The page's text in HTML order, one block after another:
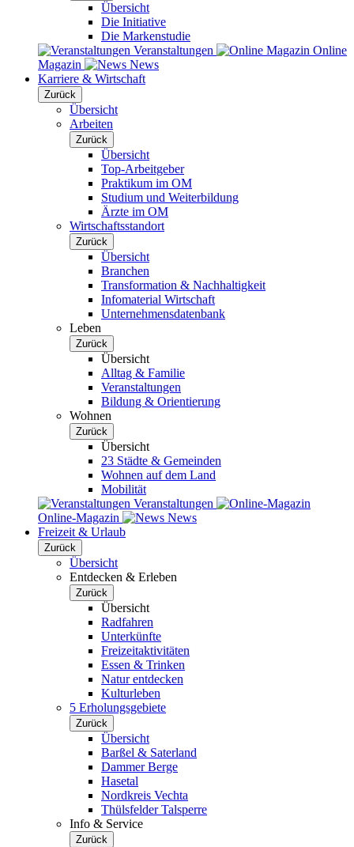
Übersicht
Die Initiative
Die Markenstudie
Veranstaltungen
Online
Magazin
News
Karriere & Wirtschaft
Zurück
Übersicht
Arbeiten
Zurück
Übersicht
Top-Arbeitgeber
Praktikum im OM
Studium und Weiterbildung
Ärzte im OM
Wirtschaftsstandort
Zurück
Übersicht
Branchen
Transformation & Nachhaltigkeit
Infomaterial Wirtschaft
Unternehmensdatenbank
Leben
Zurück
Übersicht
Alltag & Familie
Veranstaltungen
Bildung & Orientierung
Wohnen
Zurück
Übersicht
23 Städte & Gemeinden
Wohnen auf dem Land
Mobilität
Veranstaltungen
Online-Magazin
News
Freizeit & Urlaub
Zurück
Übersicht
Entdecken & Erleben
Zurück
Übersicht
Radfahren
Unterkünfte
Freizeitaktivitäten
Essen & Trinken
Natur entdecken
Kulturleben
5 Erholungsgebiete
Zurück
Übersicht
Barßel & Saterland
Dammer Berge
Hasetal
Nordkreis Vechta
Thülsfelder Talsperre
Info & Service
Zurück